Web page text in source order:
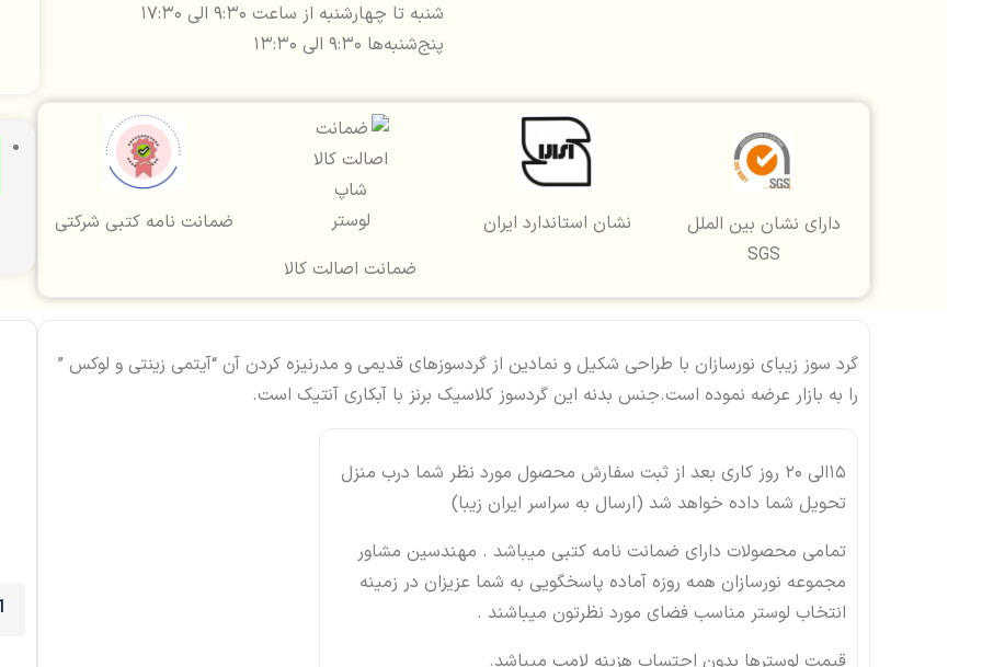
شنبه تا چهارشنبه از ساعت ۹:۳۰ الی ۱۷:۳۰
پنج‌شنبه‌ها ۹:۳۰ الی ۱۳:۳۰
دارای نشان بین الملل
SGS
نشان استاندارد ایران
ضمانت اصالت کالا
ضمانت نامه کتبی شرکتی
گرد سوز زیبای نورسازان با طراحی شکیل و نمادین از گردسوزهای قدیمی و مدرنیزه کردن آن “آیتمی زینتی و لوکس ”
را به بازار عرضه نموده است.جنس بدنه این گردسوز کلاسیک برنز با آبکاری آنتیک است.
15الی 20 روز کاری بعد از ثبت سفارش محصول مورد نظر شما درب منزل
تحویل شما داده خواهد شد (ارسال به سراسر ایران زیبا)
تمامی محصولات دارای ضمانت نامه کتبی میباشد . مهندسین مشاور
مجموعه نورسازان همه روزه آماده پاسخگویی به شما عزیزان در زمینه
انتخاب لوستر مناسب فضای مورد نظرتون میباشند .